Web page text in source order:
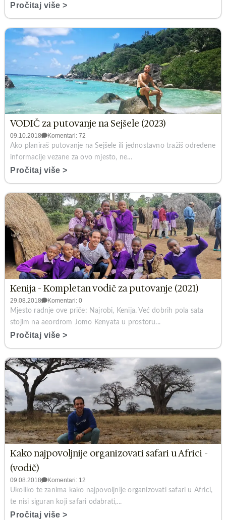
Pročitaj više >
VODIČ za putovanje na Sejšele (2023)
09.10.2018
Komentari: 72
Ako planiraš putovanje na Sejšele ili jednostavno tražiš određene
informacije vezane za ovo mjesto, ne...
Pročitaj više >
Kenija - Kompletan vodič za putovanje (2021)
29.08.2018
Komentari: 0
Mjesto radnje ove priče: Najrobi, Kenija. Već dobrih pola sata
stojim na aeordrom Jomo Kenyata u prostoru...
Pročitaj više >
Kako najpovoljnije organizovati safari u Africi -
(vodič)
09.08.2018
Komentari: 12
Ukoliko te zanima kako najpovoljnije organizovati safari u Africi,
te nisi siguran koji safari odabrati,...
Pročitaj više >